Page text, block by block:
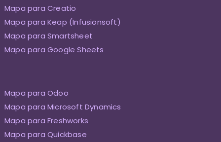
Mapa para Creatio
Mapa para Keap (Infusionsoft)
Mapa para Smartsheet
Mapa para Google Sheets
Mapa para Odoo
Mapa para Microsoft Dynamics
Mapa para Freshworks
Mapa para Quickbase